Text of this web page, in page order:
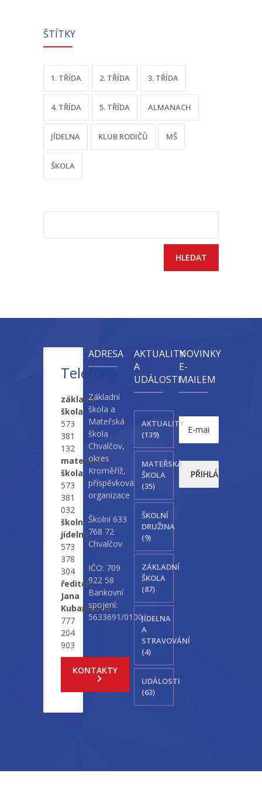
---- Tělocvična
ŠTÍTKY
1. TŘÍDA 2. TŘÍDA 3. TŘÍDA
4. TŘÍDA 5. TŘÍDA ALMANACH
JÍDELNA KLUB RODIČŮ MŠ
ŠKOLA
Telefony
základní
škola
573
381
132
mateřská
škola
573
381
032
školní
jídelna
573
378
304
ředitel
Jana
Kubaníková
777
204
903
KONTAKTY
ADRESA
Základní
škola a
Mateřská
škola
Chvalčov,
okres
Kroměříž,
příspěvková
organizace
Školní 633
768 72
Chvalčov
IČO: 709
922 58
Bankovní
spojení:
5633691/0100
AKTUALITY
A
UDÁLOSTI
AKTUALITY
(139)
MATEŘSKÁ
ŠKOLA
(35)
ŠKOLNÍ
DRUŽINA
(9)
ZÁKLADNÍ
ŠKOLA
(87)
JÍDELNA
A
STRAVOVÁNÍ
(4)
UDÁLOSTI
(63)
NOVINKY
E-
MAILEM